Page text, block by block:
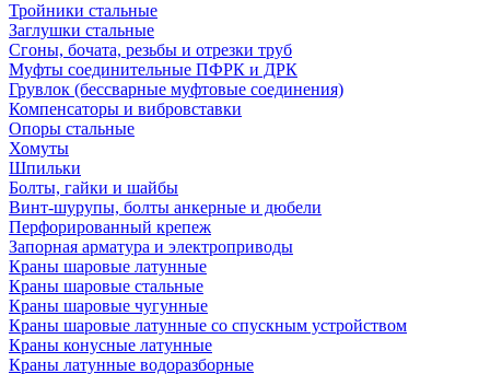
Тройники стальные
Заглушки стальные
Сгоны, бочата, резьбы и отрезки труб
Муфты соединительные ПФРК и ДРК
Грувлок (бессварные муфтовые соединения)
Компенсаторы и вибровставки
Опоры стальные
Хомуты
Шпильки
Болты, гайки и шайбы
Винт-шурупы, болты анкерные и дюбели
Перфорированный крепеж
Запорная арматура и электроприводы
Краны шаровые латунные
Краны шаровые стальные
Краны шаровые чугунные
Краны шаровые латунные со спускным устройством
Краны конусные латунные
Краны латунные водоразборные